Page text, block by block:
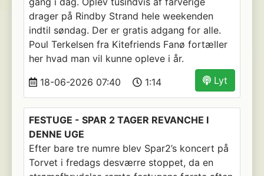
drager på Rindby Strand hele weekenden
indtil søndag. Der er gratis adgang for alle.
Poul Terkelsen fra Kitefriends Fanø fortæller
her hvad man vil kunne opleve i år.
Lyt
18-06-2026 07:40 1:14
FESTUGE - SPAR 2 TAGER REVANCHE I
DENNE UGE
Efter bare tre numre blev Spar2’s koncert på
Torvet i fredags desværre stoppet, da en